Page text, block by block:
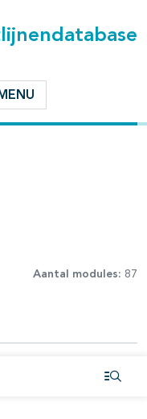
MENU
Aantal modules: 87